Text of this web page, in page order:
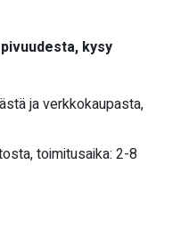
kysy
ja verkkokaupasta,
toimitusaika: 2-8